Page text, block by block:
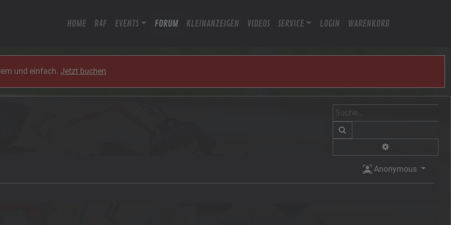
HOME R4F EVENTS FORUM KLEINANZEIGEN VIDEOS SERVICE LOGIN WARENKORB
und einfach.Jetzt buchen
Anonymous